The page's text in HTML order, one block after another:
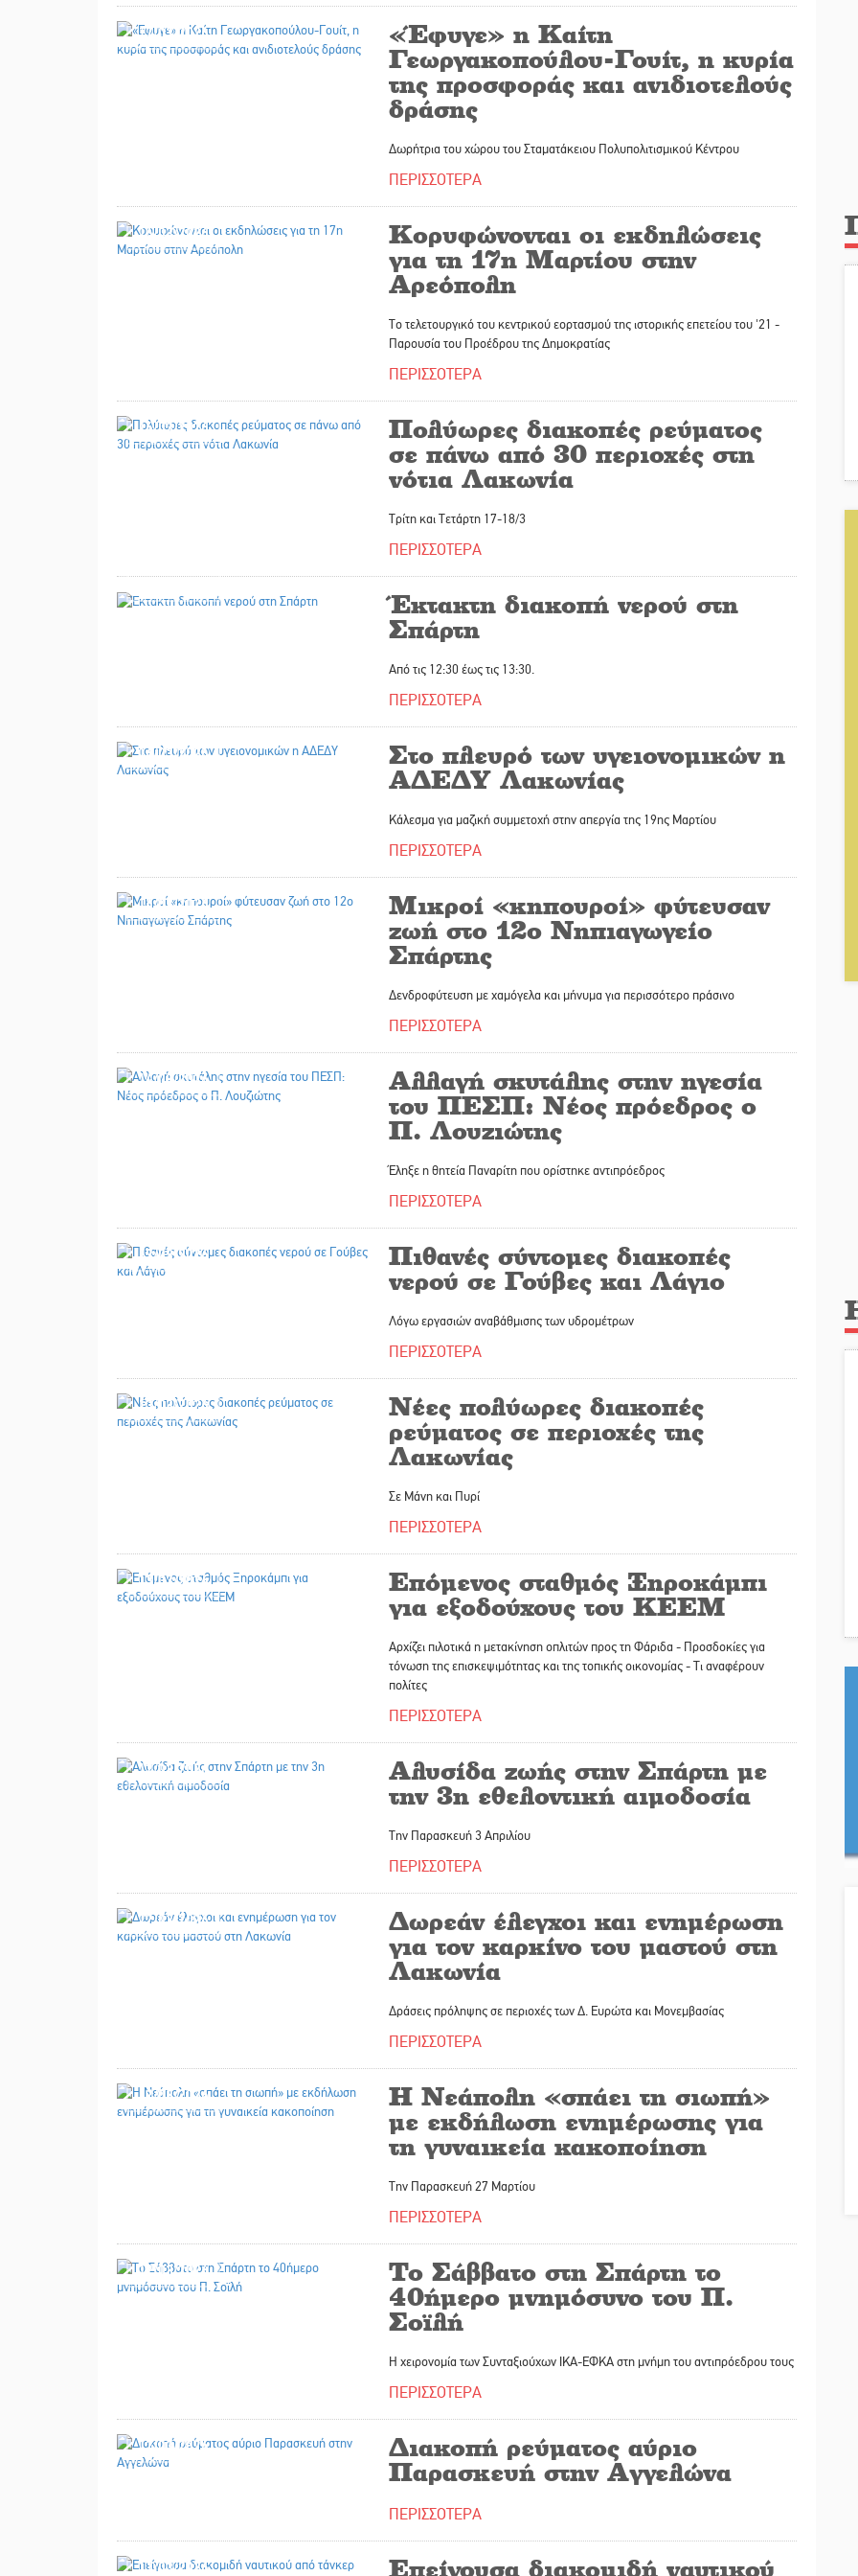
17/03/2026
«Έφυγε» η Καίτη
Γεωργακοπούλου-Γουίτ, η κυρία
της προσφοράς και ανιδιοτελούς
δράσης
Δωρήτρια του χώρου του Σταματάκειου Πολυπολιτισμικού Κέντρου
ΠΕΡΙΣΣΟΤΕΡΑ
16/03/2026
Κορυφώνονται οι εκδηλώσεις
για τη 17η Μαρτίου στην
Αρεόπολη
Το τελετουργικό του κεντρικού εορτασμού της ιστορικής επετείου του '21 -
Παρουσία του Προέδρου της Δημοκρατίας
ΠΕΡΙΣΣΟΤΕΡΑ
16/03/2026
Πολύωρες διακοπές ρεύματος
σε πάνω από 30 περιοχές στη
νότια Λακωνία
Τρίτη και Τετάρτη 17-18/3
ΠΕΡΙΣΣΟΤΕΡΑ
Έκτακτη διακοπή νερού στη
Σπάρτη
Από τις 12:30 έως τις 13:30.
ΠΕΡΙΣΣΟΤΕΡΑ
16/03/2026
Στο πλευρό των υγειονομικών η
ΑΔΕΔΥ Λακωνίας
Κάλεσμα για μαζική συμμετοχή στην απεργία της 19ης Μαρτίου
ΠΕΡΙΣΣΟΤΕΡΑ
16/03/2026
Μικροί «κηπουροί» φύτευσαν
ζωή στο 12ο Νηπιαγωγείο
Σπάρτης
Δενδροφύτευση με χαμόγελα και μήνυμα για περισσότερο πράσινο
ΠΕΡΙΣΣΟΤΕΡΑ
14/03/2026
Αλλαγή σκυτάλης στην ηγεσία
του ΠΕΣΠ: Νέος πρόεδρος ο
Π. Λουζιώτης
Έληξε η θητεία Παναρίτη που ορίστηκε αντιπρόεδρος
ΠΕΡΙΣΣΟΤΕΡΑ
13/03/2026
Πιθανές σύντομες διακοπές
νερού σε Γούβες και Λάγιο
Λόγω εργασιών αναβάθμισης των υδρομέτρων
ΠΕΡΙΣΣΟΤΕΡΑ
13/03/2026
Νέες πολύωρες διακοπές
ρεύματος σε περιοχές της
Λακωνίας
Σε Μάνη και Πυρί
ΠΕΡΙΣΣΟΤΕΡΑ
13/03/2026
Επόμενος σταθμός Ξηροκάμπι
για εξοδούχους του ΚΕΕΜ
Αρχίζει πιλοτικά η μετακίνηση οπλιτών προς τη Φάριδα - Προσδοκίες για
τόνωση της επισκεψιμότητας και της τοπικής οικονομίας - Τι αναφέρουν
πολίτες
ΠΕΡΙΣΣΟΤΕΡΑ
12/03/2026
Αλυσίδα ζωής στην Σπάρτη με
την 3η εθελοντική αιμοδοσία
Την Παρασκευή 3 Απριλίου
ΠΕΡΙΣΣΟΤΕΡΑ
12/03/2026
Δωρεάν έλεγχοι και ενημέρωση
για τον καρκίνο του μαστού στη
Λακωνία
Δράσεις πρόληψης σε περιοχές των Δ. Ευρώτα και Μονεμβασίας
ΠΕΡΙΣΣΟΤΕΡΑ
12/03/2026
Η Νεάπολη «σπάει τη σιωπή»
με εκδήλωση ενημέρωσης για
τη γυναικεία κακοποίηση
Την Παρασκευή 27 Μαρτίου
ΠΕΡΙΣΣΟΤΕΡΑ
12/03/2026
Το Σάββατο στη Σπάρτη το
40ήμερο μνημόσυνο του Π.
Σοϊλή
Η χειρονομία των Συνταξιούχων ΙΚΑ-ΕΦΚΑ στη μνήμη του αντιπρόεδρου τους
ΠΕΡΙΣΣΟΤΕΡΑ
12/03/2026
Διακοπή ρεύματος αύριο
Παρασκευή στην Αγγελώνα
ΠΕΡΙΣΣΟΤΕΡΑ
11/03/2026 Επείγουσα διακομιδή ναυτικού